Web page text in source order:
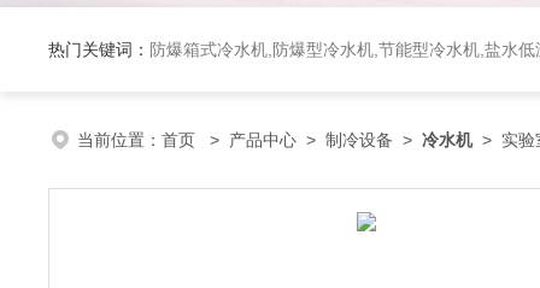
热门关键词： 防爆箱式冷水机,防爆型冷水机,节能型冷水机,盐水低
当前位置： 首页 > 产品中心 > 制冷设备 > 冷水机> 实验